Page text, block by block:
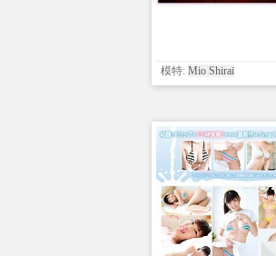
模特: Mio Shirai